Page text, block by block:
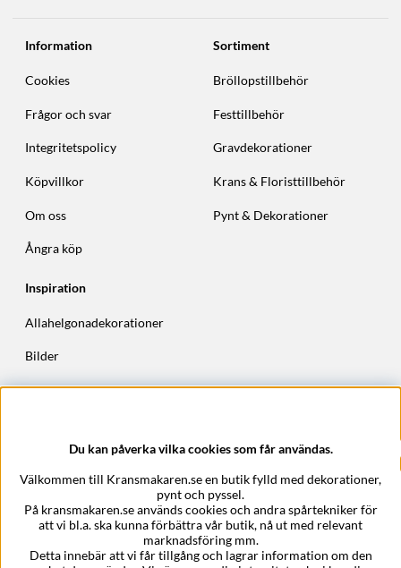
Information
Cookies
Frågor och svar
Integritetspolicy
Köpvillkor
Om oss
Ångra köp
Sortiment
Bröllopstillbehör
Festtillbehör
Gravdekorationer
Krans & Floristtillbehör
Pynt & Dekorationer
Inspiration
Allahelgonadekorationer
Bilder
Höstkransar
Epost:support@kransmakaren.se
Du kan påverka vilka cookies som får användas.
Välkommen till Kransmakaren.se en butik fylld med dekorationer,
pynt och pyssel.
På kransmakaren.se används cookies och andra spårtekniker för
att vi bl.a. ska kunna förbättra vår butik, nå ut med relevant
marknadsföring mm.
Detta innebär att vi får tillgång och lagrar information om den